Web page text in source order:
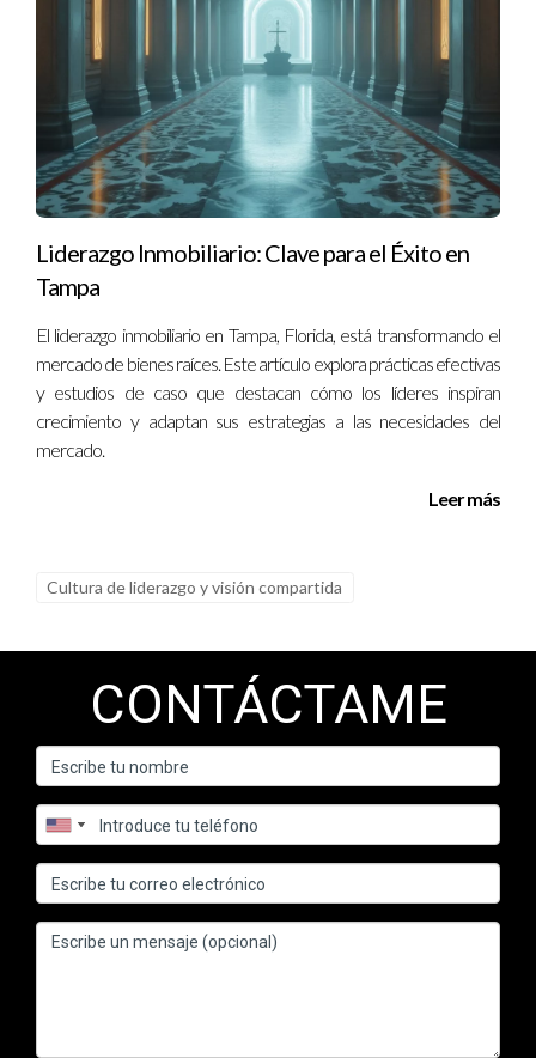
Liderazgo Inmobiliario: Clave para el Éxito en
Tampa
El liderazgo inmobiliario en Tampa, Florida, está transformando el
mercado de bienes raíces. Este artículo explora prácticas efectivas
y estudios de caso que destacan cómo los líderes inspiran
crecimiento y adaptan sus estrategias a las necesidades del
mercado.
Leer más
Cultura de liderazgo y visión compartida
CONTÁCTAME